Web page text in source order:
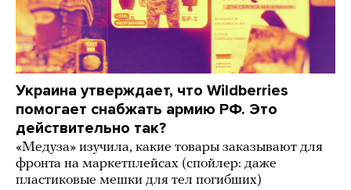
Украина утверждает, что Wildberries
помогает снабжать армию РФ. Это
действительно так?
«Медуза» изучила, какие товары заказывают для
фронта на маркетплейсах (спойлер: даже
пластиковые мешки для тел погибших)